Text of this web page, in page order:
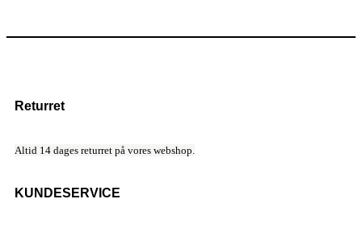
Returret
Altid 14 dages returret på vores webshop.
KUNDESERVICE